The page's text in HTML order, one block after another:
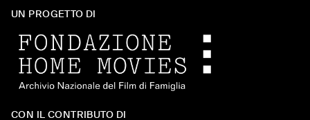
UN PROGETTO DI
CON IL CONTRIBUTO DI